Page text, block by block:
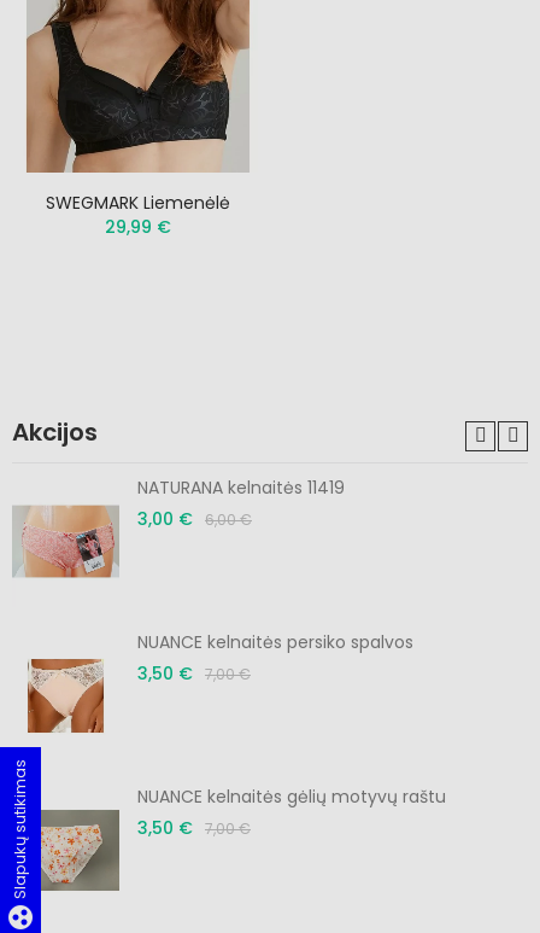
SWEGMARK Liemenėlė
29,99 €
Akcijos
NATURANA kelnaitės 11419
3,00 € 6,00 €
NUANCE kelnaitės persiko spalvos
3,50 € 7,00 €
NUANCE kelnaitės gėlių motyvų raštu
3,50 € 7,00 €
group_work
Slapukų sutikimas